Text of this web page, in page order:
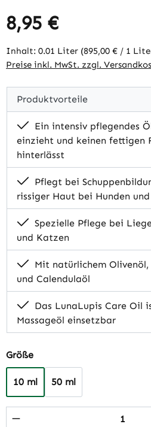
Regulärer Preis:
8,95 €
Inhalt: 0.01 Liter (895,00 € / 1
Preise inkl. MwSt. zzgl.
Produktvorteile
Ein intensiv pflegendes
einzieht und keinen fettigen
hinterlässt
Pflegt bei
rissiger Haut bei Hunden
Spezielle Pflege bei
und Katzen
Mit natürlichem
und Calendulaöl
Das LunaLupis Care Oil
Massageöl einsetzbar
Größeauswählen
10 ml 50 ml
Produkt Anzahl: Gib